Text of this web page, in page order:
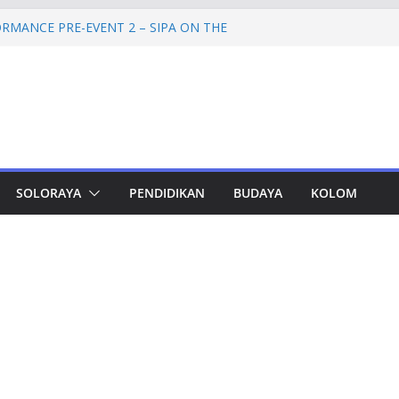
PRE-EVENT 2 – SIPA ON THE
Tampung 2.692 Siswa, Taj Yasin:
Cadangan Rp1,2 Triliun untuk Pilgub
Mulai 2027
SPEM Akan Disidangkan
SOLORAYA PENDIDIKAN BUDAYA KOLOM